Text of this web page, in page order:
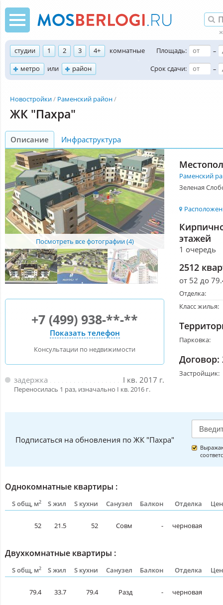
студии 1 2 3 4+
комнатные
метро
или район
Площадь:
–
Срок сдачи:
–
Новостройки Раменский район
ЖК "Пахра"
Описание Инфраструктура
Посмотреть все фотографии (4)
+7 (499) 938-**-**
Показать телефон
Консультации по недвижимости
I кв. 2017 г.
задержка
Переносилась 1 раз, изначально I кв. 2016 г.
Раменский
Зеленая
этажей
1 очередь
2512
от 52 до
Отделка:
Класс жилья:
Парковка:
Договор:
Застройщик:
Подписаться на обновления по ЖК "Пахра"
Однокомнатные квартиры :
S общ, м2 S жил S кухни Санузел Балкон Отделка
52 21.5 52 Совм - черновая
Двухкомнатные квартиры :
S общ, м2 S жил S кухни Санузел Балкон Отделка
79.4 33.7 79.4 Разд - черновая